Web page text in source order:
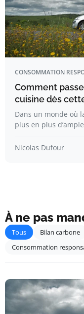
CONSOMMATION
Comment
cuisine dès
Dans un monde où
plus en plus
Nicolas Dufour
À ne pas
Tous Bilan carbone
Consommation